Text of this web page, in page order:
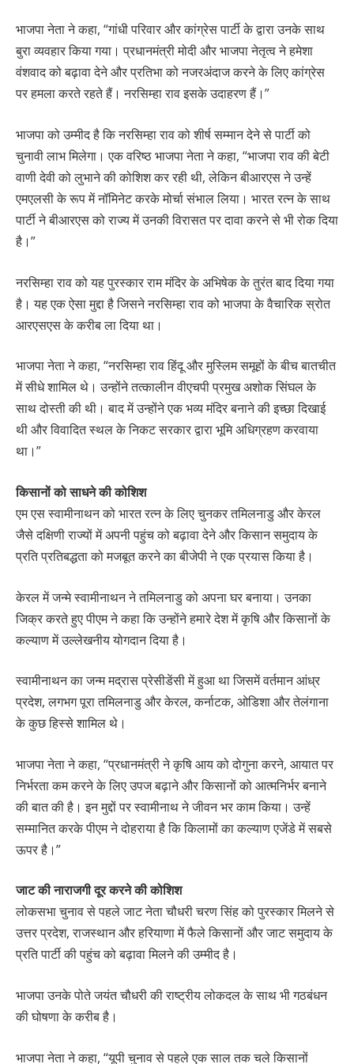
भाजपा नेता ने कहा, “गांधी परिवार और कांग्रेस पार्टी के द्वारा उनके साथ
बुरा व्यवहार किया गया। प्रधानमंत्री मोदी और भाजपा नेतृत्व ने हमेशा
वंशवाद को बढ़ावा देने और प्रतिभा को नजरअंदाज करने के लिए कांग्रेस
पर हमला करते रहते हैं। नरसिम्हा राव इसके उदाहरण हैं।”
भाजपा को उम्मीद है कि नरसिम्हा राव को शीर्ष सम्मान देने से पार्टी को
चुनावी लाभ मिलेगा। एक वरिष्ठ भाजपा नेता ने कहा, “भाजपा राव की बेटी
वाणी देवी को लुभाने की कोशिश कर रही थी, लेकिन बीआरएस ने उन्हें
एमएलसी के रूप में नॉमिनेट करके मोर्चा संभाल लिया। भारत रत्न के साथ
पार्टी ने बीआरएस को राज्य में उनकी विरासत पर दावा करने से भी रोक दिया
है।”
नरसिम्हा राव को यह पुरस्कार राम मंदिर के अभिषेक के तुरंत बाद दिया गया
है। यह एक ऐसा मुद्दा है जिसने नरसिम्हा राव को भाजपा के वैचारिक स्रोत
आरएसएस के करीब ला दिया था।
भाजपा नेता ने कहा, “नरसिम्हा राव हिंदू और मुस्लिम समूहों के बीच बातचीत
में सीधे शामिल थे। उन्होंने तत्कालीन वीएचपी प्रमुख अशोक सिंघल के
साथ दोस्ती की थी। बाद में उन्होंने एक भव्य मंदिर बनाने की इच्छा दिखाई
थी और विवादित स्थल के निकट सरकार द्वारा भूमि अधिग्रहण करवाया
था।”
किसानों को साधने की कोशिश
एम एस स्वामीनाथन को भारत रत्न के लिए चुनकर तमिलनाडु और केरल
जैसे दक्षिणी राज्यों में अपनी पहुंच को बढ़ावा देने और किसान समुदाय के
प्रति प्रतिबद्धता को मजबूत करने का बीजेपी ने एक प्रयास किया है।
केरल में जन्मे स्वामीनाथन ने तमिलनाडु को अपना घर बनाया। उनका
जिक्र करते हुए पीएम ने कहा कि उन्होंने हमारे देश में कृषि और किसानों के
कल्याण में उल्लेखनीय योगदान दिया है।
स्वामीनाथन का जन्म मद्रास प्रेसीडेंसी में हुआ था जिसमें वर्तमान आंध्र
प्रदेश, लगभग पूरा तमिलनाडु और केरल, कर्नाटक, ओडिशा और तेलंगाना
के कुछ हिस्से शामिल थे।
भाजपा नेता ने कहा, “प्रधानमंत्री ने कृषि आय को दोगुना करने, आयात पर
निर्भरता कम करने के लिए उपज बढ़ाने और किसानों को आत्मनिर्भर बनाने
की बात की है। इन मुद्दों पर स्वामीनाथ ने जीवन भर काम किया। उन्हें
सम्मानित करके पीएम ने दोहराया है कि किलामों का कल्याण एजेंडे में सबसे
ऊपर है।”
जाट की नाराजगी दूर करने की कोशिश
लोकसभा चुनाव से पहले जाट नेता चौधरी चरण सिंह को पुरस्कार मिलने से
उत्तर प्रदेश, राजस्थान और हरियाणा में फैले किसानों और जाट समुदाय के
प्रति पार्टी की पहुंच को बढ़ावा मिलने की उम्मीद है।
भाजपा उनके पोते जयंत चौधरी की राष्ट्रीय लोकदल के साथ भी गठबंधन
की घोषणा के करीब है।
भाजपा नेता ने कहा, “यूपी चुनाव से पहले एक साल तक चले किसानों